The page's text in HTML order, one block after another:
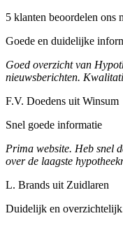
5 klanten beoordelen ons
Goede en duidelijke
Goed overzicht van
nieuwsberichten.
F.V. Doedens uit Winsum
Snel goede informatie
Prima website. Heb snel
over de laagste
L. Brands uit Zuidlaren
Duidelijk en